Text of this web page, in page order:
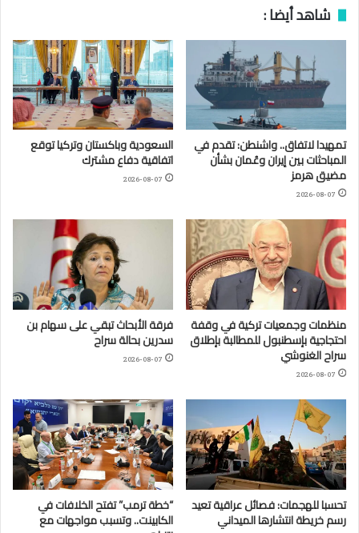
شاهد أيضا :
تمهيدا لاتفاق.. واشنطن: تقدم في
المباحثات بين إيران وعُمان بشأن
مضيق هرمز
2026-08-07
السعودية وباكستان وتركيا توقع
اتفاقية دفاع مشترك
2026-08-07
منظمات وجمعيات تركية في وقفة
احتجاجية بإسطنبول للمطالبة بإطلاق
سراح الغنوشي
2026-08-07
فرقة الأبحاث تبقي على سهام بن
سدرين بحالة سراح
2026-08-07
تحسبا للهجمات: فصائل عراقية تعيد
رسم خريطة انتشارها الميداني
“خطة ترمب” تفتح الخلافات في
الكابينت.. وتسبب مواجهات مع